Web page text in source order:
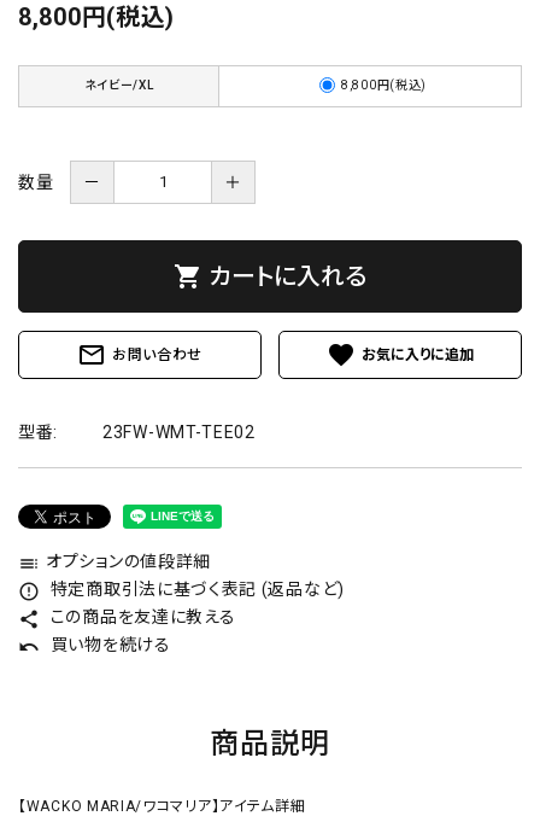
8,800円(税込)
ネイビー/XL 8,800円(税込)
数量 － ＋
shopping_cart カートに入れる
mail_outline お問い合わせ favorite
型番: 23FW-WMT-TEE02
toc オプションの値段詳細
error_outline 特定商取引法に基づく表記 (返品など)
share この商品を友達に教える
undo 買い物を続ける
商品説明
【WACKO MARIA/ワコマリア】アイテム詳細